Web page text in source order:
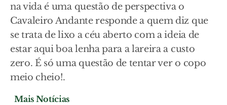
na vida é uma questão de perspectiva o
Cavaleiro Andante responde a quem diz que
se trata de lixo a céu aberto com a ideia de
estar aqui boa lenha para a lareira a custo
zero. É só uma questão de tentar ver o copo
meio cheio!.
Mais Notícias